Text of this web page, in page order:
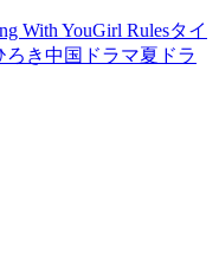
With YouGirl Rulesタイ
ろき中国ドラマ夏ドラ